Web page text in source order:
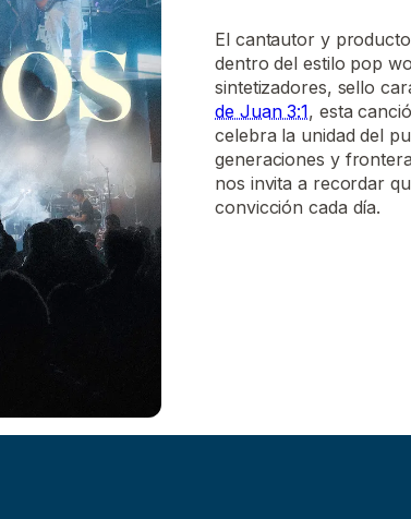
El cantautor y
dentro del estilo pop
sintetizadores, sello
de Juan 3:1, esta
celebra la unidad del
generaciones y
nos invita a recordar
convicción cada día.